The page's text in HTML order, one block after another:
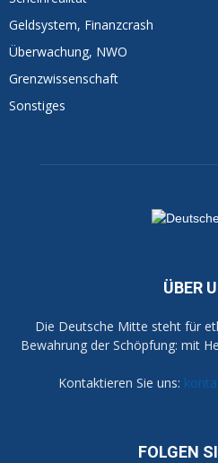
Geldsystem, Finanzcrash
Überwachung, NWO
Grenzwissenschaft
Sonstiges
ÜBER
Die Deutsche Mitte steht für
Bewahrung der Schöpfung: mit
Kontaktieren Sie uns:
FOLGEN